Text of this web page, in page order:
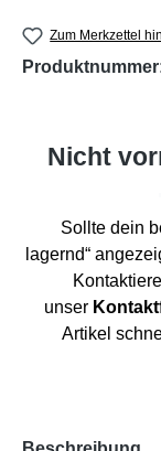
Zum Merkzettel
Nicht
Sollte dein
lagernd“
unser
Artikel